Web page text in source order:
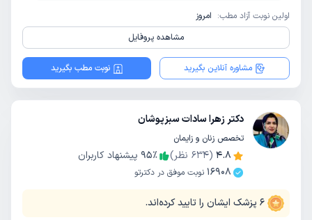
اولین نوبت آزاد مطب: امروز
مشاهده پروفایل
مشاوره آنلاین بگیرید نوبت مطب بگیرید
دکتر زهرا سادات سبزپوشان
تخصص زنان و زایمان
4.8
(
634 نظر) 95٪
پیشنهاد کاربران
16908 نوبت موفق در دکترتو
6 پزشک ایشان را تایید کرده‌اند.